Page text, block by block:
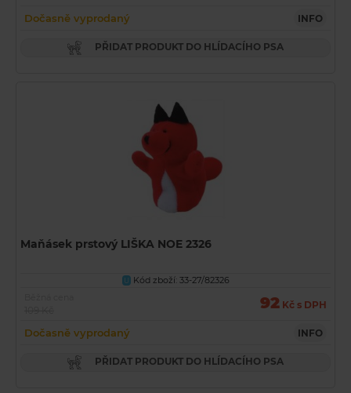
Dočasně vyprodaný INFO
PŘIDAT PRODUKT DO HLÍDACÍHO PSA
Maňásek prstový LIŠKA NOE 2326
U Kód zboží: 33-27/82326
92 Kč s DPH
Dočasně vyprodaný INFO
PŘIDAT PRODUKT DO HLÍDACÍHO PSA